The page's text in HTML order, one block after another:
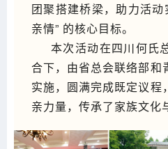
团聚搭建桥梁，助力活
亲情” 的核心目标。
本次活动在四川何氏
合下，由省总会联络部和
实施，圆满完成既定议程
亲力量，传承了家族文化